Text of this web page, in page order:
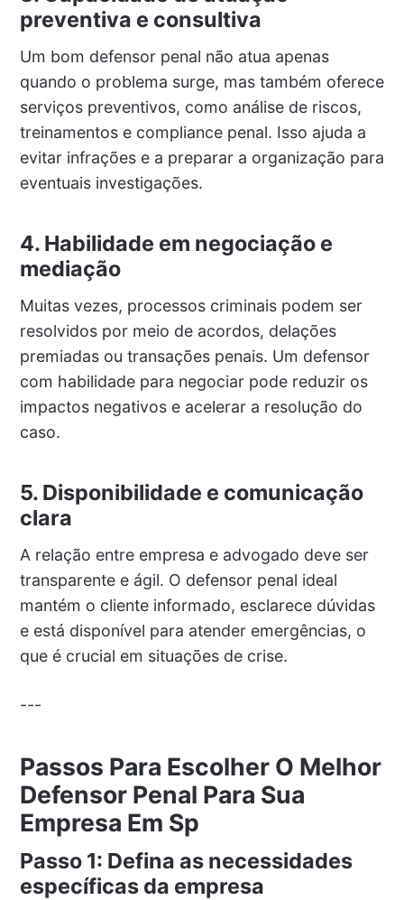
preventiva e consultiva
Um bom defensor penal não atua apenas
quando o problema surge, mas também oferece
serviços preventivos, como análise de riscos,
treinamentos e compliance penal. Isso ajuda a
evitar infrações e a preparar a organização para
eventuais investigações.
4. Habilidade em negociação e
mediação
Muitas vezes, processos criminais podem ser
resolvidos por meio de acordos, delações
premiadas ou transações penais. Um defensor
com habilidade para negociar pode reduzir os
impactos negativos e acelerar a resolução do
caso.
5. Disponibilidade e comunicação
clara
A relação entre empresa e advogado deve ser
transparente e ágil. O defensor penal ideal
mantém o cliente informado, esclarece dúvidas
e está disponível para atender emergências, o
que é crucial em situações de crise.
---
Passos Para Escolher O Melhor
Defensor Penal Para Sua
Empresa Em Sp
Passo 1: Defina as necessidades
específicas da empresa